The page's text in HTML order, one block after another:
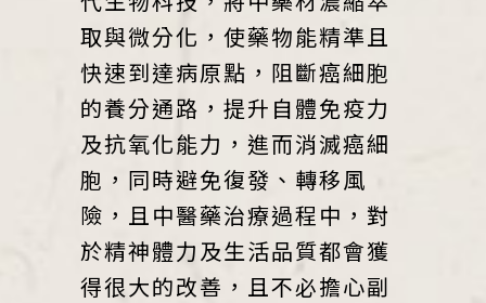
取與微分化，使藥物能精準且
快速到達病原點，阻斷癌細胞
的養分通路，提升自體免疫力
及抗氧化能力，進而消滅癌細
胞，同時避免復發、轉移風
險，且中醫藥治療過程中，對
於精神體力及生活品質都會獲
得很大的改善，且不必擔心副